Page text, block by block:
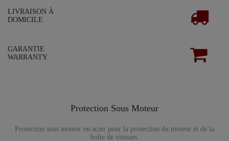
LIVRAISON À
DOMICILE
GARANTIE
WARRANTY
Protection Sous Moteur
Protection sous moteur en acier pour la protection du moteur et de la
boîte de vitesses.